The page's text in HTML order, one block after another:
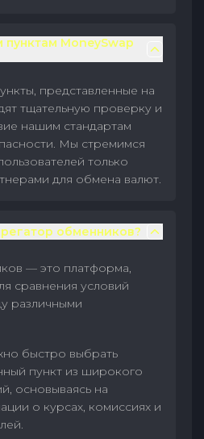
MoneySwap
представленные на
тщательную проверку и
нашим стандартам
Мы стремимся
только
для обмена валют.
обменников?
— это платформа,
сравнения условий
различными
быстро выбрать
пункт из широкого
основываясь на
о курсах, комиссиях и